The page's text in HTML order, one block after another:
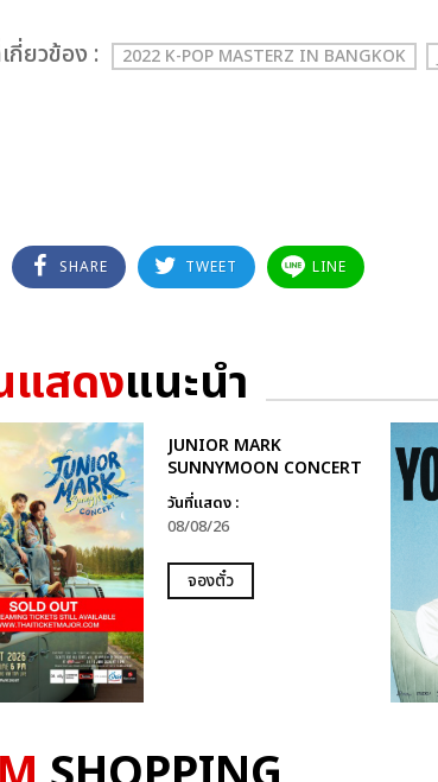
กี่ยวข้อง : 2022 K-POP MASTERZ IN BANGKOK
SHARE TWEET LINE
แสดงแนะนำ
JUNIOR MARK
SUNNYMOON CONCERT
วันที่แสดง :
08/08/26
จองตั๋ว